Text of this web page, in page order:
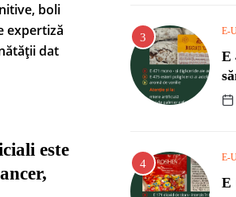
boli
expertiză
dat
este
E-
E
E-
E